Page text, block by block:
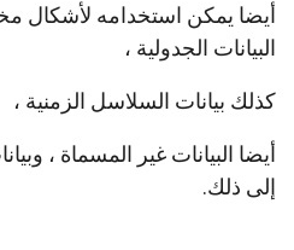
أيضا يمكن استخدامه لأشكال
البيانات الجدولية ،
كذلك بيانات السلاسل الزمنية ،
أيضا البيانات غير المسماة ،
إلى ذلك.